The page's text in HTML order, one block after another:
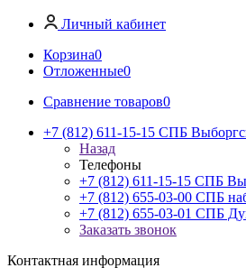
Личный кабинет
Корзина0
Отложенные0
Сравнение товаров0
+7 (812) 611-15-15 СПБ
Назад
Телефоны
+7 (812) 611-15-15 СПБ
+7 (812) 655-03-00 СПБ
+7 (812) 655-03-01 СПБ
Заказать звонок
Контактная информация